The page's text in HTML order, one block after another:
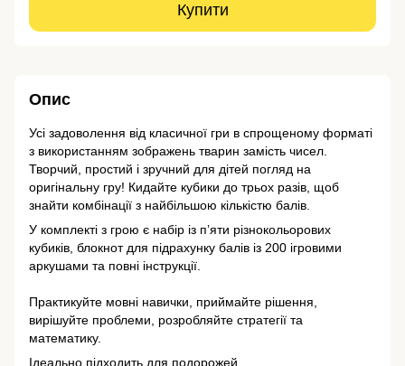
Купити
Опис
Усі задоволення від класичної гри в спрощеному форматі
з використанням зображень тварин замість чисел.
Творчий, простий і зручний для дітей погляд на
оригінальну гру! Кидайте кубики до трьох разів, щоб
знайти комбінації з найбільшою кількістю балів.
У комплекті з грою є набір із п’яти різнокольорових
кубиків, блокнот для підрахунку балів із 200 ігровими
аркушами та повні інструкції.
Практикуйте мовні навички, приймайте рішення,
вирішуйте проблеми, розробляйте стратегії та
математику.
Ідеально підходить для подорожей.